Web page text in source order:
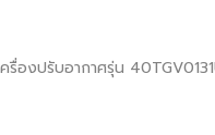
องปรับอากาศรุ่น